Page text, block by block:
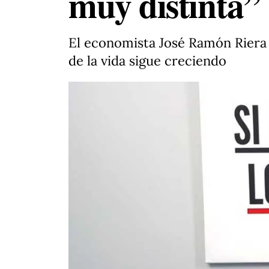
El economista José Ramón
de la vida sigue creciendo